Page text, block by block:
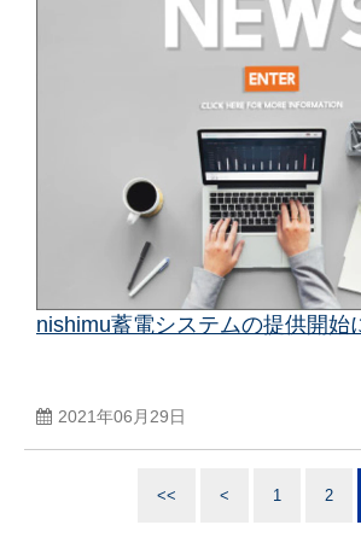
nishimu蓄電システムの提供開始
2021年06月29日
<< < 1 2